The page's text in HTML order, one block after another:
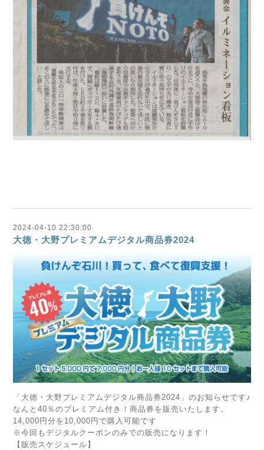
2024-04-10 22:30:00
大徳・大野プレミアムデジタル商品券2024
「大徳・大野プレミアムデジタル商品券2024」のお知らせです♪
なんと40％のプレミアム付き！商品券を販売いたします。
14,000円分を10,000円で購入可能です
※今回もデジタルクーポンのみでの販売になります！
【販売スケジュール】